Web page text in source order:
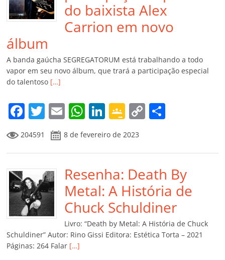
do baixista Alex
Carrion em novo
álbum
A banda gaúcha SEGREGATORUM está trabalhando a todo
vapor em seu novo álbum, que trará a participação especial
do talentoso […]
F
a
c
e
b
o
o
k
T
w
itt
er
E
m
ai
l
W
at
s
A
p
p
Li
k
e
dI
n
G
o
o
gl
e
Cl
a
ss
ro
C
y
Li
n
k
p
ar
til
h
ar
204591 8 de fevereiro de 2023
Resenha: Death By
Metal: A História de
Chuck Schuldiner
Livro: “Death by Metal: A História de Chuck
Schuldiner” Autor: Rino Gissi Editora: Estética Torta – 2021
Páginas: 264 Falar […]